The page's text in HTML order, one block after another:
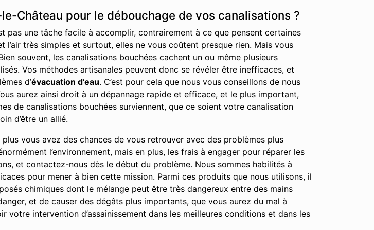
Château pour le débouchage de vos canalisations ?
pas une tâche facile à accomplir, contrairement à ce que pensent certaines
très simples et surtout, elles ne vous coûtent presque rien. Mais vous
souvent, les canalisations bouchées cachent un ou même plusieurs
Vos méthodes artisanales peuvent donc se révéler être inefficaces, et
d’évacuation d’eau. C’est pour cela que nous vous conseillons de nous
aurez ainsi droit à un dépannage rapide et efficace, et le plus important,
de canalisations bouchées surviennent, que ce soient votre canalisation
d’être un allié.
vous avez des chances de vous retrouver avec des problèmes plus
l’environnement, mais en plus, les frais à engager pour réparer les
et contactez-nous dès le début du problème. Nous sommes habilités à
pour mener à bien cette mission. Parmi ces produits que nous utilisons, il
chimiques dont le mélange peut être très dangereux entre des mains
et de causer des dégâts plus importants, que vous aurez du mal à
votre intervention d’assainissement dans les meilleures conditions et dans les